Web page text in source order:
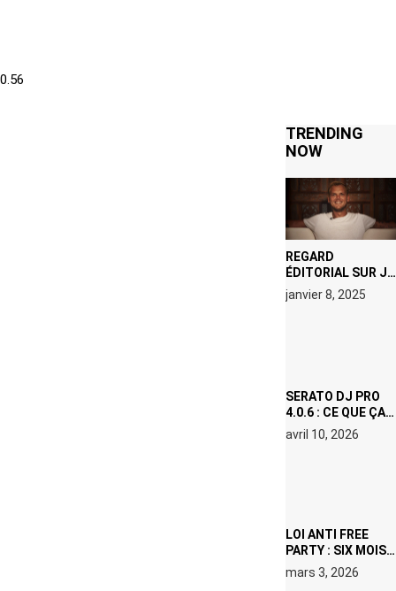
TRENDING
NOW
REGARD
ÉDITORIAL SUR JE
M’APPELLE TIM
(NETFLIX) : AVICII,
janvier 8, 2025
SERATO DJ PRO
4.0.6 : CE QUE ÇA
CHANGE, MÊME SI
VOUS N’ÊTES NI
avril 10, 2026
LOI ANTI FREE
PARTY : SIX MOIS
DE PRISON ET 5
000 € D’AMENDE
mars 3, 2026